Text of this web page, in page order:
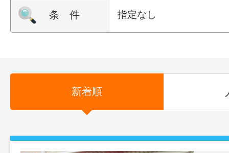
条 件 指定なし
新着順